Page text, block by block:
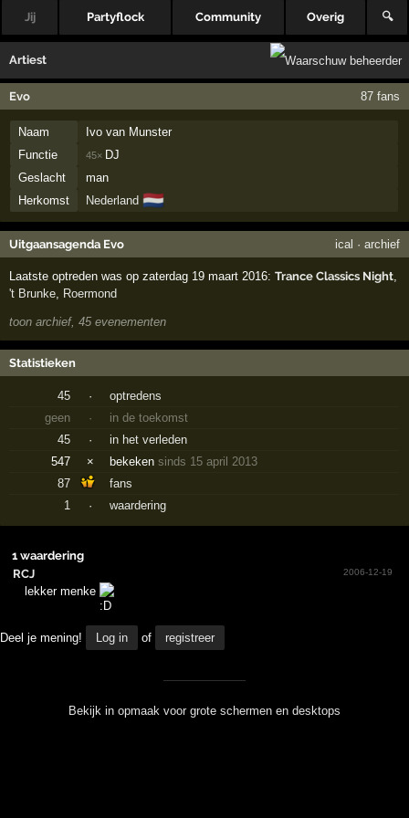
Jij Partyflock Community Overig 🔍
Artiest
Evo 87 fans
Naam
Ivo van Munster
Functie
45× DJ
Geslacht
man
Herkomst
Nederland 🇳🇱
Uitgaansagenda Evo ical · archief
Laatste optreden was op zaterdag 19 maart 2016:Trance Classics Night
't Brunke Roermond
toon archief, 45 evenementen
Statistieken
45 ·
optredens
geen
·
in de toekomst
45
·
in het verleden
547
× bekekensinds 15 april 2013
87
fans
1
· waardering
1 waardering
RCJ
2006-12-19
lekker menke
Deel je mening! Log in of registreer
Bekijk in opmaak voor grote schermen en desktops